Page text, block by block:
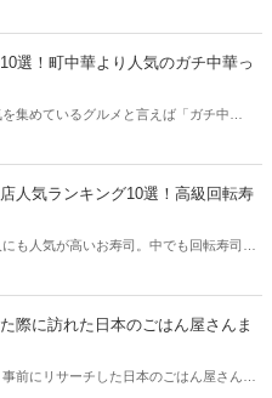
選！町中華より人気のガチ中華っ
集めているグルメと言えば「ガチ中
人気ランキング10選！高級回転寿
も人気が高いお寿司。中でも回転寿司は
際に訪れた日本のごはん屋さんま
前にリサーチした日本のごはん屋さんで